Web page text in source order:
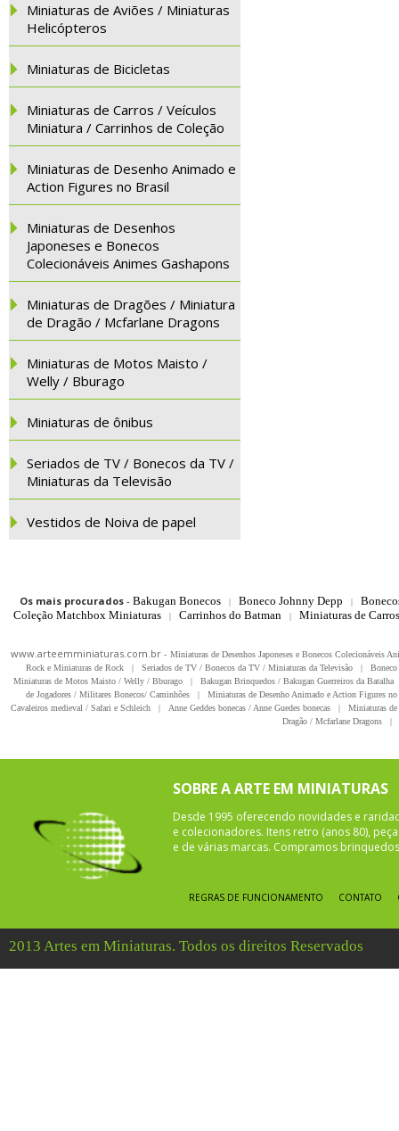
Miniaturas de Aviões / Miniaturas
Helicópteros
Miniaturas de Bicicletas
Miniaturas de Carros / Veículos
Miniatura / Carrinhos de Coleção
Miniaturas de Desenho Animado e
Action Figures no Brasil
Miniaturas de Desenhos
Japoneses e Bonecos
Colecionáveis Animes Gashapons
Miniaturas de Dragões / Miniatura
de Dragão / Mcfarlane Dragons
Miniaturas de Motos Maisto /
Welly / Bburago
Miniaturas de ônibus
Seriados de TV / Bonecos da TV /
Miniaturas da Televisão
Vestidos de Noiva de papel
Os mais procurados- Bakugan Bonecos | Boneco Johnny Depp |
Coleção Matchbox Miniaturas
| Carrinhos do Batman | Miniaturas de
www.arteemminiaturas.com.br - Miniaturas de Desenhos Japoneses e Bonecos Colecionáveis
Rock e Miniaturas de Rock
| Seriados de TV / Bonecos da TV / Miniaturas da Televisão |
Miniaturas de Motos Maisto / Welly / Bburago
| Bakugan Brinquedos / Bakugan Guerreiros da Batalha
de Jogadores / Militares Bonecos/ Caminhões
|
Miniaturas de Desenho Animado e Action Figures
Cavaleiros medieval / Safari e Schleich
| Anne Geddes bonecas / Anne Guedes bonecas |
Miniaturas
Dragão / Mcfarlane Dragons
|
SOBRE A ARTE EM MINIATURAS
Desde 1995 oferecendo novidades e
e colecionadores. Itens retro (anos 80),
e de várias marcas. Compramos
REGRAS DE FUNCIONAMENTO CONTATO
2013 Artes em Miniaturas. Todos os direitos Reservados